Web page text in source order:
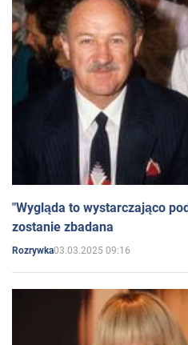
"Wygląda to wystarczająco
zostanie zbadana
Rozrywka03.03.2025 09:16